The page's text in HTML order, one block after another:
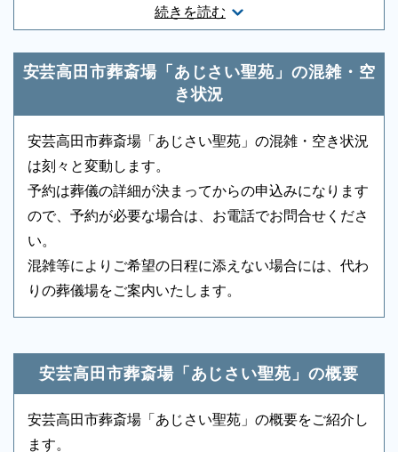
音響、照明設備 ○
親族控室 ○ 宗教者控室 ○
アメニティセット
テレビ - 多目的トイレ
ロビー ○ エレベーター
祭場（葬儀式場、待合室）を貸出していま
す。
・葬儀専用施設のため葬儀事業者を通じてご
続きを読む
ください。安芸高田市葬斎場「あじさい聖苑」で通
す。少人数の家族葬や一般的なお葬式が行われていま
す。もしもの時は、申込み順になりますので取り急ぎ
お電話ください。迅速に手配いたします。
ご状況・ご希望などをお伺いしながら段取りを進めま
す。病院などから故人を移動する車両（寝台車）の手
安芸高田市葬斎場「あじさい聖苑」の混雑・空
き状況
安芸高田市葬斎場「あじさい聖苑」の混雑・空き状況
は刻々と変動します。
予約は葬儀の詳細が決まってからの申込みになります
ので、予約が必要な場合は、お電話でお問合せくださ
い。
混雑等によりご希望の日程に添えない場合には、代わ
りの葬儀場をご案内いたします。
安芸高田市葬斎場「あじさい聖苑」の概要
安芸高田市葬斎場「あじさい聖苑」の概要をご紹介し
ます。